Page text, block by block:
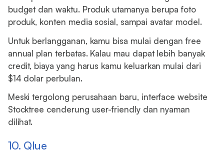
budget dan waktu. Produk utamanya berupa foto
produk, konten media sosial, sampai avatar model.
Untuk berlangganan, kamu bisa mulai dengan free
annual plan terbatas. Kalau mau dapat lebih banyak
credit, biaya yang harus kamu keluarkan mulai dari
$14 dolar perbulan.
Meski tergolong perusahaan baru, interface website
Stocktree cenderung user-friendly dan nyaman
dilihat.
10. Qlue